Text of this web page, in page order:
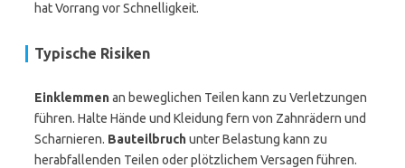
hat Vorrang vor Schnelligkeit.
Typische Risiken
Einklemmenan beweglichen Teilen kann zu Verletzungen
führen. Halte Hände und Kleidung fern von Zahnrädern und
Scharnieren. Bauteilbruchunter Belastung kann zu
herabfallenden Teilen oder plötzlichem Versagen führen.